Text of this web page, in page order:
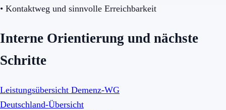
• Kontaktweg und sinnvolle Erreichbarkeit
Interne Orientierung und nächste
Schritte
Leistungsübersicht Demenz-WG
Deutschland-Übersicht